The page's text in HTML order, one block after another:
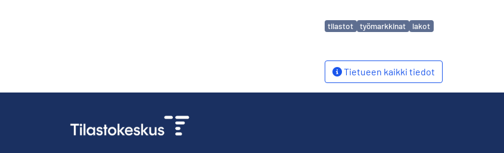
Avainsanat
tilastot työmarkkinat lakot
Tietueen kaikki tiedot